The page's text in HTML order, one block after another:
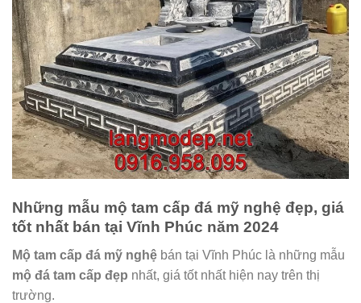
Những mẫu mộ tam cấp đá mỹ nghệ đẹp, giá
tốt nhất bán tại Vĩnh Phúc năm 2024
Mộ tam cấp đá mỹ nghệ bán tại Vĩnh Phúc là những mẫu
mộ đá tam cấp đẹp nhất, giá tốt nhất hiện nay trên thị
trường.